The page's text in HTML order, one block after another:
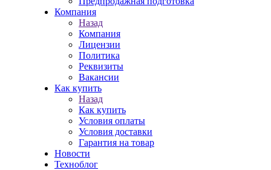
Компания
Назад
Компания
Лицензии
Политика
Реквизиты
Вакансии
Как купить
Назад
Как купить
Условия оплаты
Условия доставки
Гарантия на товар
Новости
Техноблог